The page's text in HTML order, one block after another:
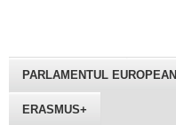
PARLAMENTUL EUROPEAN
ERASMUS+